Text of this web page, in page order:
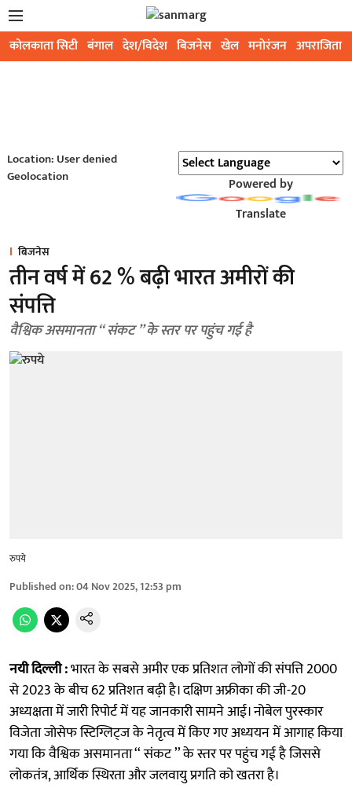
कोलकाता सिटी बंगाल देश/विदेश बिजनेस खेल मनोरंजन अपराजिता
Location: User denied
Geolocation
Powered by
Translate
बिजनेस
तीन वर्ष में 62 % बढ़ी भारत अमीरों की
संपत्ति
वैश्विक असमानता ‘‘ संकट ’’ के स्तर पर पहुंच गई है
रुपये
Published on:04 Nov 2025, 12:53 pm
नयी दिल्ली :भारत के सबसे अमीर एक प्रतिशत लोगों की संपत्ति 2000
से 2023 के बीच 62 प्रतिशत बढ़ी है। दक्षिण अफ्रीका की जी-20
अध्यक्षता में जारी रिपोर्ट में यह जानकारी सामने आई। नोबेल पुरस्कार
विजेता जोसेफ स्टिग्लिट्ज के नेतृत्व में किए गए अध्ययन में आगाह किया
गया कि वैश्विक असमानता ‘‘ संकट ’’ के स्तर पर पहुंच गई है जिससे
लोकतंत्र, आर्थिक स्थिरता और जलवायु प्रगति को खतरा है।